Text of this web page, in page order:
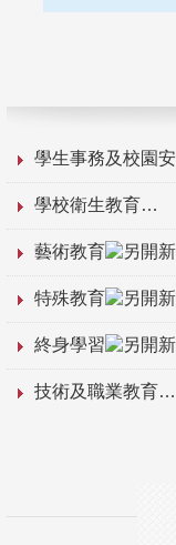
學生事務及校園
學校衛生教育
藝術教育
特殊教育
終身學習
技術及職業教育